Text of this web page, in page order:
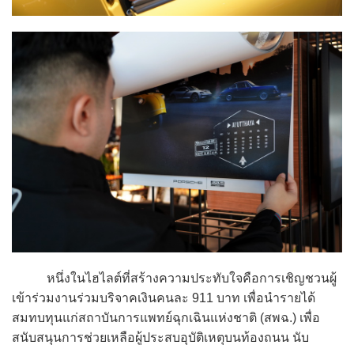
หนึ่งในไฮไลต์ที่สร้างความประทับใจคือการเชิญชวนผู้
เข้าร่วมงานร่วมบริจาคเงินคนละ 911 บาท เพื่อนำรายได้
สมทบทุนแก่สถาบันการแพทย์ฉุกเฉินแห่งชาติ (สพฉ.) เพื่อ
สนับสนุนการช่วยเหลือผู้ประสบอุบัติเหตุบนท้องถนน นับ